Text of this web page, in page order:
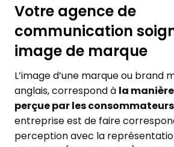
Votre agence de
communication
image de marque
L’image d’une marque ou brand
anglais, correspond à la
perçue par les consommateurs
entreprise est de faire
perception avec la